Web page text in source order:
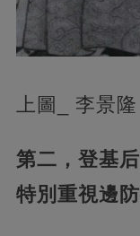
上圖_ 李景
第二，登基
特別重視邊